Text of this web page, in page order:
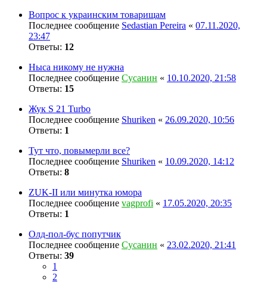
Вопрос к украинским товарищам
Последнее сообщение Sedastian Pereira « 07.11.2020,
23:47
Ответы: 12
Ныса никому не нужна
Последнее сообщение Сусанин « 10.10.2020, 21:58
Ответы: 15
Жук S 21 Turbo
Последнее сообщение Shuriken « 26.09.2020, 10:56
Ответы: 1
Тут что, повымерли все?
Последнее сообщение Shuriken « 10.09.2020, 14:12
Ответы: 8
ZUK-II или минутка юмора
Последнее сообщение vagprofi « 17.05.2020, 20:35
Ответы: 1
Олд-пол-бус попутчик
Последнее сообщение Сусанин « 23.02.2020, 21:41
Ответы: 39
1
2